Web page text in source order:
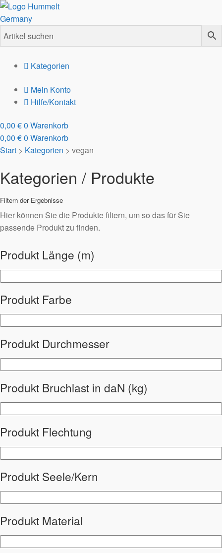
Kategorien
Mein Konto
Hilfe/Kontakt
0,00 €0 Warenkorb
0,00 €0 Warenkorb
Start > Kategorien > vegan
Kategorien / Produkte
Filtern der Ergebnisse
Hier können Sie die Produkte filtern, um so das für Sie
passende Produkt zu finden.
Produkt Länge (m)
Produkt Farbe
Produkt Durchmesser
Produkt Bruchlast in daN (kg)
Produkt Flechtung
Produkt Seele/Kern
Produkt Material